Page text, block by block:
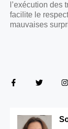
l’exécution des
facilite le
mauvaises